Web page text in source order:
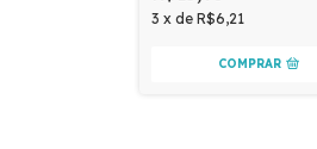
3 x de R$6,21
COMPRAR